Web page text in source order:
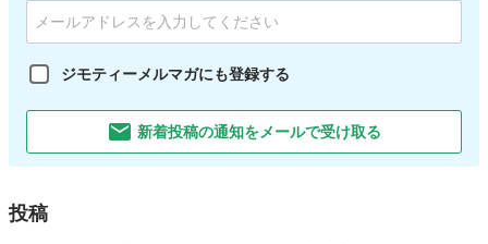
ジモティーメルマガにも登録する
新着投稿の通知をメールで受け取る
投稿